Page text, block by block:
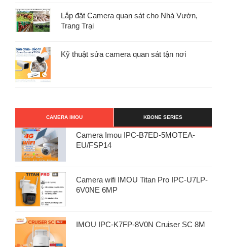
Lắp đặt Camera quan sát cho Nhà Vườn,
Trang Trại
Kỹ thuật sửa camera quan sát tận nơi
CAMERA IMOU KBONE SERIES
Camera Imou IPC-B7ED-5MOTEA-
EU/FSP14
Camera wifi IMOU Titan Pro IPC-U7LP-
6V0NE 6MP
IMOU IPC-K7FP-8V0N Cruiser SC 8M